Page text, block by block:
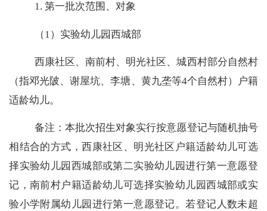
1. 第一批次范围、对象
（1 ）实验幼儿园西城部
西康社区、南前村、明光社区、城西村部分自然村
（指邓光陂、谢屋坑、李塘、黄九垄等4个自然村）户籍
适龄幼儿。
备注：本批次招生对象实行按意愿登记与随机抽号
相结合的方式，西康社区、明光社区户籍适龄幼儿可选
择实验幼儿园西城部或第二实验幼儿园进行第一意愿登
记，南前村户籍适龄幼儿可选择实验幼儿园西城部或实
验小学附属幼儿园进行第一意愿登记。若登记人数未超